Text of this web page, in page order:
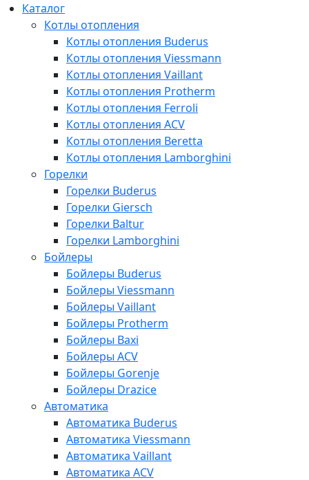
Каталог
Котлы отопления
Котлы отопления Buderus
Котлы отопления Viessmann
Котлы отопления Vaillant
Котлы отопления Protherm
Котлы отопления Ferroli
Котлы отопления ACV
Котлы отопления Beretta
Котлы отопления Lamborghini
Горелки
Горелки Buderus
Горелки Giersch
Горелки Baltur
Горелки Lamborghini
Бойлеры
Бойлеры Buderus
Бойлеры Viessmann
Бойлеры Vaillant
Бойлеры Protherm
Бойлеры Baxi
Бойлеры ACV
Бойлеры Gorenje
Бойлеры Drazice
Автоматика
Автоматика Buderus
Автоматика Viessmann
Автоматика Vaillant
Автоматика ACV